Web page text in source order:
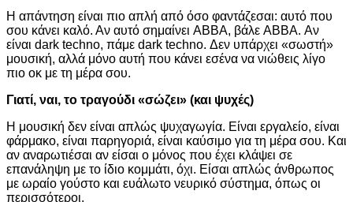
Η απάντηση είναι πιο απλή από όσο φαντάζεσαι: αυτό που
σου κάνει καλό. Αν αυτό σημαίνει ABBA, βάλε ABBA. Αν
είναι dark techno, πάμε dark techno. Δεν υπάρχει «σωστή»
μουσική, αλλά μόνο αυτή που κάνει εσένα να νιώθεις λίγο
πιο οκ με τη μέρα σου.
Γιατί, ναι, το τραγούδι «σώζει» (και ψυχές)
Η μουσική δεν είναι απλώς ψυχαγωγία. Είναι εργαλείο, είναι
φάρμακο, είναι παρηγοριά, είναι καύσιμο για τη μέρα σου. Και
αν αναρωτιέσαι αν είσαι ο μόνος που έχει κλάψει σε
επανάληψη με το ίδιο κομμάτι, όχι. Είσαι απλώς άνθρωπος
με ωραίο γούστο και ευάλωτο νευρικό σύστημα, όπως οι
περισσότεροι.